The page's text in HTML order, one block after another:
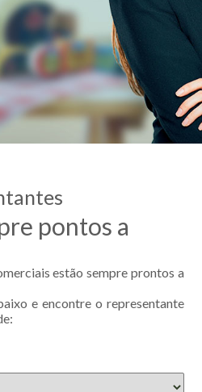
pontos a
estão sempre prontos a
e encontre o representante